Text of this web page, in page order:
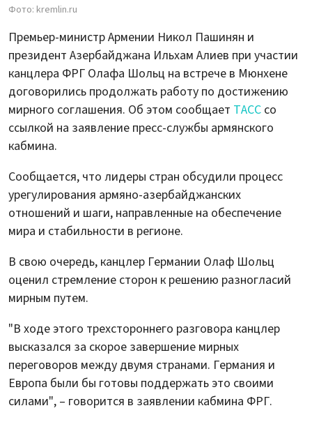
Фото: kremlin.ru
Премьер-министр Армении Никол Пашинян и
президент Азербайджана Ильхам Алиев при участии
канцлера ФРГ Олафа Шольц на встрече в Мюнхене
договорились продолжать работу по достижению
мирного соглашения. Об этом сообщает ТАСС со
ссылкой на заявление пресс-службы армянского
кабмина.
Сообщается, что лидеры стран обсудили процесс
урегулирования армяно-азербайджанских
отношений и шаги, направленные на обеспечение
мира и стабильности в регионе.
В свою очередь, канцлер Германии Олаф Шольц
оценил стремление сторон к решению разногласий
мирным путем.
"В ходе этого трехстороннего разговора канцлер
высказался за скорое завершение мирных
переговоров между двумя странами. Германия и
Европа были бы готовы поддержать это своими
силами", – говорится в заявлении кабмина ФРГ.